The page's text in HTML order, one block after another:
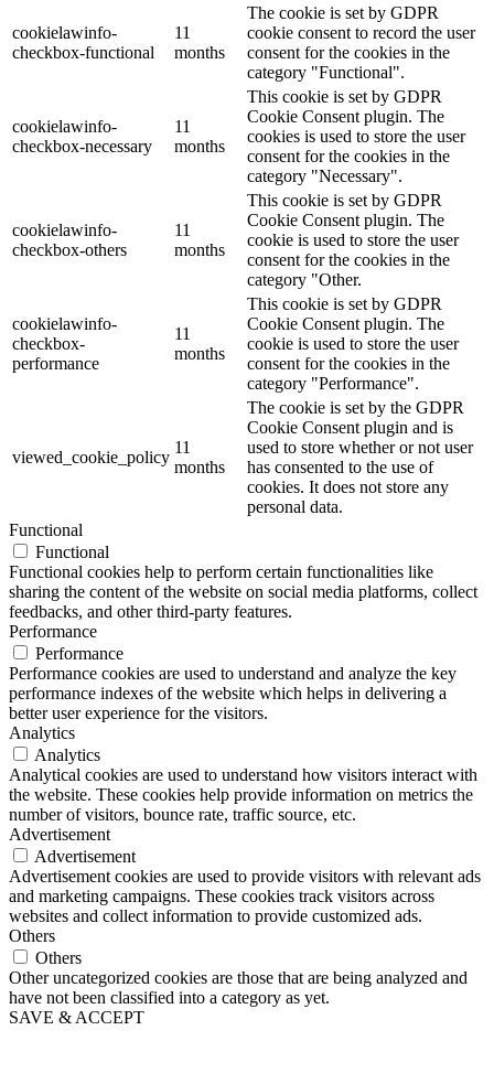
cookielawinfo-
checkbox-functional
11
months
The cookie is set by GDPR
cookie consent to record the user
consent for the cookies in the
category "Functional".
cookielawinfo-
checkbox-necessary
11
months
This cookie is set by GDPR
Cookie Consent plugin. The
cookies is used to store the user
consent for the cookies in the
category "Necessary".
cookielawinfo-
checkbox-others
11
months
This cookie is set by GDPR
Cookie Consent plugin. The
cookie is used to store the user
consent for the cookies in the
category "Other.
cookielawinfo-
checkbox-
performance
11
months
This cookie is set by GDPR
Cookie Consent plugin. The
cookie is used to store the user
consent for the cookies in the
category "Performance".
viewed_cookie_policy
11
months
The cookie is set by the GDPR
Cookie Consent plugin and is
used to store whether or not user
has consented to the use of
cookies. It does not store any
personal data.
Functional
Functional
Functional cookies help to perform certain functionalities like
sharing the content of the website on social media platforms, collect
feedbacks, and other third-party features.
Performance
Performance
Performance cookies are used to understand and analyze the key
performance indexes of the website which helps in delivering a
better user experience for the visitors.
Analytics
Analytics
Analytical cookies are used to understand how visitors interact with
the website. These cookies help provide information on metrics the
number of visitors, bounce rate, traffic source, etc.
Advertisement
Advertisement
Advertisement cookies are used to provide visitors with relevant ads
and marketing campaigns. These cookies track visitors across
websites and collect information to provide customized ads.
Others
Others
Other uncategorized cookies are those that are being analyzed and
have not been classified into a category as yet.
SAVE & ACCEPT